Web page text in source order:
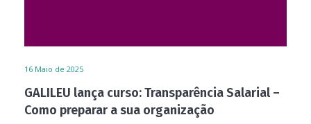
16 Maio de 2025
GALILEU lança curso: Transparência Salarial –
Como preparar a sua organização